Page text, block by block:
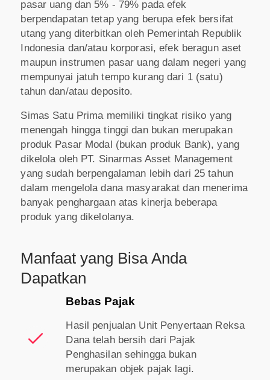
pasar uang dan 5% - 79% pada efek
berpendapatan tetap yang berupa efek bersifat
utang yang diterbitkan oleh Pemerintah Republik
Indonesia dan/atau korporasi, efek beragun aset
maupun instrumen pasar uang dalam negeri yang
mempunyai jatuh tempo kurang dari 1 (satu)
tahun dan/atau deposito.
Simas Satu Prima memiliki tingkat risiko yang
menengah hingga tinggi dan bukan merupakan
produk Pasar Modal (bukan produk Bank), yang
dikelola oleh PT. Sinarmas Asset Management
yang sudah berpengalaman lebih dari 25 tahun
dalam mengelola dana masyarakat dan menerima
banyak penghargaan atas kinerja beberapa
produk yang dikelolanya.
Manfaat yang Bisa Anda
Dapatkan
Bebas Pajak
Hasil penjualan Unit Penyertaan Reksa
Dana telah bersih dari Pajak
Penghasilan sehingga bukan
merupakan objek pajak lagi.